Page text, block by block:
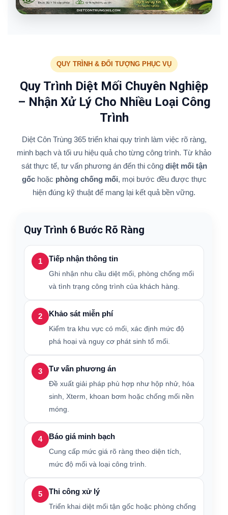
QUY TRÌNH & ĐỐI TƯỢNG PHỤC VỤ
Quy Trình Diệt Mối Chuyên Nghiệp
– Nhận Xử Lý Cho Nhiều Loại Công
Trình
Diệt Côn Trùng 365 triển khai quy trình làm việc rõ ràng,
minh bạch và tối ưu hiệu quả cho từng công trình. Từ khảo
sát thực tế, tư vấn phương án đến thi công diệt mối tận
gốchoặc phòng chống mối, mọi bước đều được thực
hiện đúng kỹ thuật để mang lại kết quả bền vững.
Quy Trình 6 Bước Rõ Ràng
1 Tiếp nhận thông tin
Ghi nhận nhu cầu diệt mối, phòng chống mối
và tình trạng công trình của khách hàng.
2 Khảo sát miễn phí
Kiểm tra khu vực có mối, xác định mức độ
phá hoại và nguy cơ phát sinh tổ mối.
3 Tư vấn phương án
Đề xuất giải pháp phù hợp như hộp nhử, hóa
sinh, Xterm, khoan bơm hoặc chống mối nền
móng.
4 Báo giá minh bạch
Cung cấp mức giá rõ ràng theo diện tích,
mức độ mối và loại công trình.
5 Thi công xử lý
Triển khai diệt mối tận gốc hoặc phòng chống